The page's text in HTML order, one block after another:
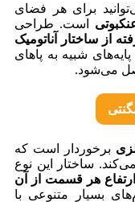
برای هر فضای
است. طراحی
از ساختار آناتومیک
شبیه به پاهای
می‌شود.
برخوردار است که
ساختار این نوع
ارتفاع هر قسمت از آن
بسیار متنوعی با